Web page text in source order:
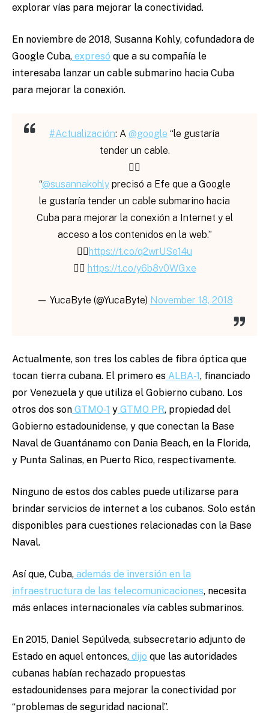
explorar vías para mejorar la conectividad.
En noviembre de 2018, Susanna Kohly, cofundadora de
Google Cuba, expresó que a su compañía le
interesaba lanzar un cable submarino hacia Cuba
para mejorar la conexión.
#Actualización: A @google “le gustaría
tender un cable.
👇🏾
“@susannakohlyprecisó a Efe que a Google
le gustaría tender un cable submarino hacia
Cuba para mejorar la conexión a Internet y el
acceso a los contenidos en la web.”
👇🏾 https://t.co/q2wrUSe14u
👇🏾 https://t.co/y6b8v0WGxe
— YucaByte (@YucaByte) November 18, 2018
Actualmente, son tres los cables de fibra óptica que
tocan tierra cubana. El primero es ALBA-1, financiado
por Venezuela y que utiliza el Gobierno cubano. Los
otros dos son GTMO-1 y GTMO PR, propiedad del
Gobierno estadounidense, y que conectan la Base
Naval de Guantánamo con Dania Beach, en la Florida,
y Punta Salinas, en Puerto Rico, respectivamente.
Ninguno de estos dos cables puede utilizarse para
brindar servicios de internet a los cubanos. Solo están
disponibles para cuestiones relacionadas con la Base
Naval.
Así que, Cuba, además de inversión en la
infraestructura de las telecomunicaciones, necesita
más enlaces internacionales vía cables submarinos.
En 2015, Daniel Sepúlveda, subsecretario adjunto de
Estado en aquel entonces, dijo que las autoridades
cubanas habían rechazado propuestas
estadounidenses para mejorar la conectividad por
“problemas de seguridad nacional”.